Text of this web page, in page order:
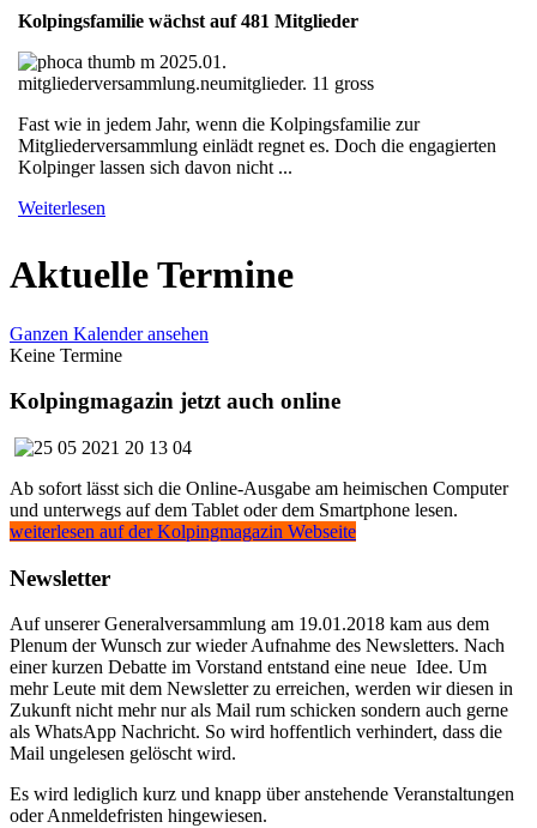
Kolpingsfamilie wächst auf 481 Mitglieder
Fast wie in jedem Jahr, wenn die Kolpingsfamilie zur
Mitgliederversammlung einlädt regnet es. Doch die engagierten
Kolpinger lassen sich davon nicht ...
Weiterlesen
Aktuelle Termine
Ganzen Kalender ansehen
Keine Termine
Kolpingmagazin jetzt auch online
Ab sofort lässt sich die Online-Ausgabe am heimischen Computer
und unterwegs auf dem Tablet oder dem Smartphone lesen.
weiterlesen auf der Kolpingmagazin Webseite
Newsletter
Auf unserer Generalversammlung am 19.01.2018 kam aus dem
Plenum der Wunsch zur wieder Aufnahme des Newsletters. Nach
einer kurzen Debatte im Vorstand entstand eine neue Idee. Um
mehr Leute mit dem Newsletter zu erreichen, werden wir diesen in
Zukunft nicht mehr nur als Mail rum schicken sondern auch gerne
als WhatsApp Nachricht. So wird hoffentlich verhindert, dass die
Mail ungelesen gelöscht wird.
Es wird lediglich kurz und knapp über anstehende Veranstaltungen
oder Anmeldefristen hingewiesen.